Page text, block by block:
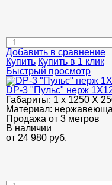
Добавить в сравнение
Купить Купить в 1 клик
Быстрый просмотр
DP-3 "Пульс" нерж
Габариты: 1 х 1250 Х
Материал:
Продажа от 3 метров
В наличии
от 24 980 руб.